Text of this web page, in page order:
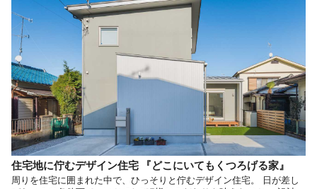
住宅地に佇むデザイン住宅 『どこにいてもくつろげる家』
周りを住宅に囲まれた中で、ひっそりと佇むデザイン住宅。 日が差し